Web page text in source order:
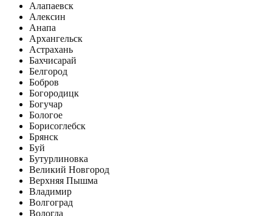
Алапаевск
Алексин
Анапа
Архангельск
Астрахань
Бахчисарай
Белгород
Бобров
Богородицк
Богучар
Бологое
Борисоглебск
Брянск
Буй
Бутурлиновка
Великий Новгород
Верхняя Пышма
Владимир
Волгоград
Вологда